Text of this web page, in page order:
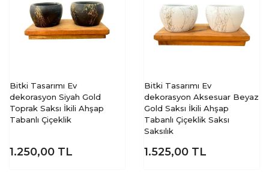
Bitki Tasarımı Ev
dekorasyon Siyah Gold
Toprak Saksı İkili Ahşap
Tabanlı Çiçeklik
1.250,00 TL
Bitki Tasarımı Ev
dekorasyon Aksesuar Beyaz
Gold Saksı İkili Ahşap
Tabanlı Çiçeklik Saksı
Saksılık
1.525,00 TL